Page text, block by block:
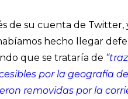
de su cuenta de
hecho llegar
que se trataría de
por la geografía
removidas por la